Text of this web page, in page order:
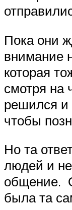
Пока они
внимание
которая
смотря на
решился и
чтобы
Но та
людей и
общение.
была та